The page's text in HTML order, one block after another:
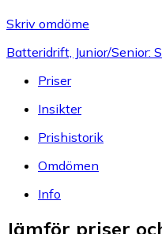
Skriv omdöme
Batteridrift, Junior/Senior:
Priser
Insikter
Prishistorik
Omdömen
Info
Jämför priser